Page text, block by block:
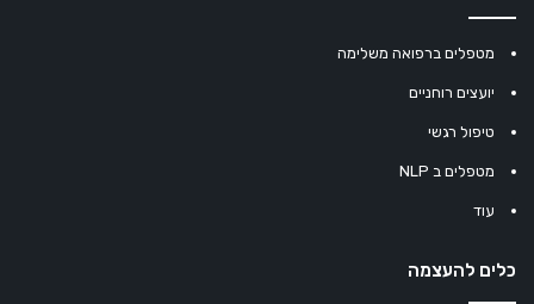
מטפלים ברפואה משלימה
יועצים רוחניים
טיפול רגשי
מטפלים ב NLP
עוד
כלים להעצמה